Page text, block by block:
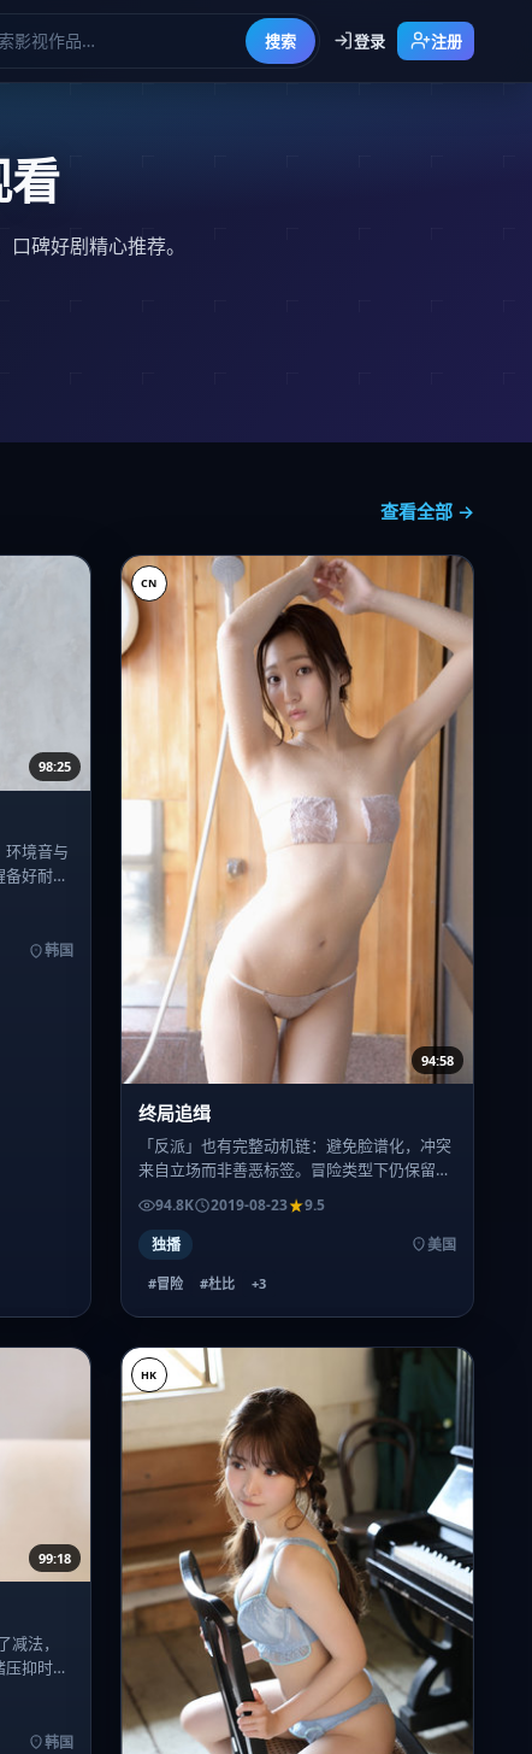
搜索 登录 注册
碑好剧精心推荐。
查看全部 →
98:25
环境音与
好耐心
韩国
CN
94:58
终局追缉
「反派」也有完整动机链：避免脸谱化，冲突
来自立场而非善恶标签。冒险类型下仍保留一
定思辨空间。
94.8K 2019-08-23
9.5
独播
美国
#冒险 #杜比 +3
99:18
法，
抑时段
韩国
HK